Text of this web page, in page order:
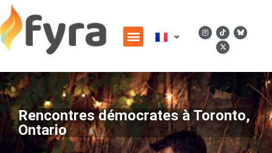
Rencontres démocrates à Toronto,
Ontario